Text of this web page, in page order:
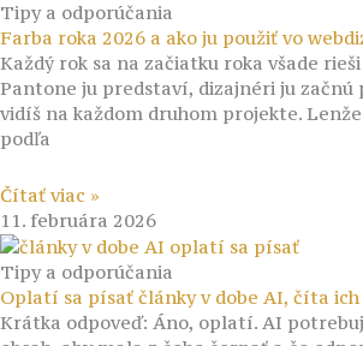
Tipy a odporúčania
Farba roka 2026 a ako ju použiť vo
Každý rok sa na začiatku roka všade
Pantone ju predstaví, dizajnéri ju začnú
vidíš na každom druhom projekte.
podľa
Čítať viac »
11. februára 2026
Tipy a odporúčania
Oplatí sa písať články v dobe AI, číta
Krátka odpoveď: Áno, oplatí. AI